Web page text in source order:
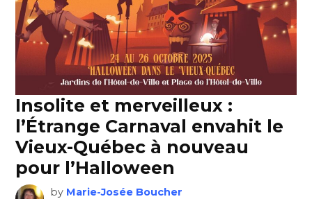
Insolite et merveilleux :
l’Étrange Carnaval envahit le
Vieux-Québec à nouveau
pour l’Halloween
by Marie-Josée Boucher